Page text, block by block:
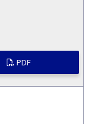
PDF